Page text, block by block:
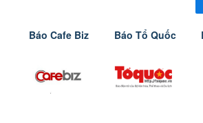
Báo Cafe Biz Báo Tổ Quốc